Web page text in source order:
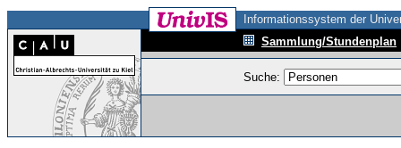
Informationssystem der
Sammlung/Stundenplan
Suche: